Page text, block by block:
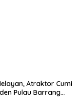
Atraktor Cumi
Pulau Barrang